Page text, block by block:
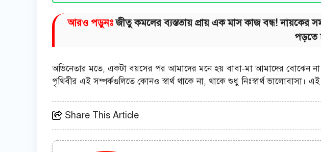
আরও পড়ুনঃজীতু কমলের ব্যস্ততায় প্রায় এক মাস কাজ বন্ধ! নায়কের
পড়তে
অভিনেতার মতে, একটা বয়সের পর আমাদের মনে হয় বাবা-মা আমাদের বোঝেন না।
পৃথিবীর এই সম্পর্কগুলিতে কোনও স্বার্থ থাকে না, থাকে শুধু নিঃস্বার্থ ভালোবাসা।
Share This Article